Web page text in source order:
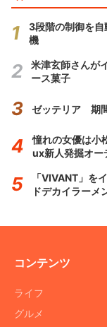
3段階の制御を
機
米津玄師さんが
ース菓子
ゼッテリア 期
憧れの女優は
ux新人発掘オー
「VIVANT」を
ドデカイラーメ
コンテンツ
ライフ
グルメ